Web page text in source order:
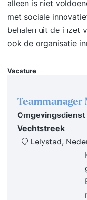
slag met onze
software laat zien
Wij stellen een
beschikking. 4:
stof, certificaten
alleen is niet
met sociale
behalen uit de inzet
ook de organisatie
Vacature
Teammanager
Omgevingsdienst
Vechtstreek
Lelystad,